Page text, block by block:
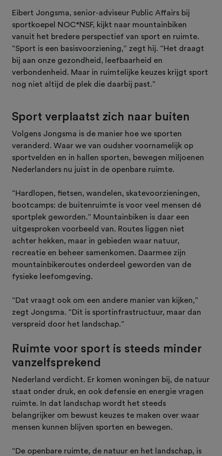
Eibert Jongsma, senior-adviseur Public Affairs bij
sportkoepel NOC*NSF, kijkt naar mountainbiken
vanuit het bredere perspectief van sport en ruimte.
“Sport is een basisvoorziening,” zegt hij. “Het draagt
bij aan onze gezondheid, leefbaarheid en
verbondenheid. Maar in ruimtelijke keuzes krijgt sport
nog niet altijd de plek die daarbij past.”
Sport verplaatst zich naar buiten
Volgens Jongsma is de manier hoe we sporten
veranderd. Waar we van oudsher voornamelijk op
sportvelden en in hallen sporten, bewegen miljoenen
Nederlanders nu juist in de openbare ruimte.
“Hardlopen, fietsen, wandelen, skatevoorzieningen,
bootcamps: de buitenruimte is voor veel mensen dé
sportplek geworden.” Mountainbiken is daar een
uitgesproken voorbeeld van. Routes liggen niet
achter hekken, maar in gebieden waar natuur,
recreatie en beheer samenkomen. Daarmee zijn
mountainbikeroutes onderdeel geworden van de
fysieke leefomgeving.
“Dat vraagt ook om een andere manier van kijken,”
zegt Jongsma. “Dit is sportinfrastructuur, maar dan
verspreid door het landschap.”
Ruimte voor sport is steeds minder
vanzelfsprekend
Nederland verdicht. Er komen woningen bij, de natuur
staat onder druk, en ook defensie en energie vragen
ruimte. In dat landschap wordt het steeds
belangrijker om bewust keuzes te maken over waar
mensen kunnen blijven sporten en bewegen.
“De openbare ruimte, de natuur en het landschap, is